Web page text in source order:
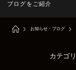
ブログをご紹介
お知らせ・ブログ
カテゴリ